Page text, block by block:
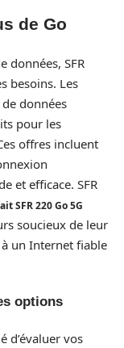
de Go
données, SFR
besoins. Les
données
pour les
offres incluent
et efficace. SFR
SFR 220 Go 5G
soucieux de leur
un Internet fiable
options
d’évaluer vos